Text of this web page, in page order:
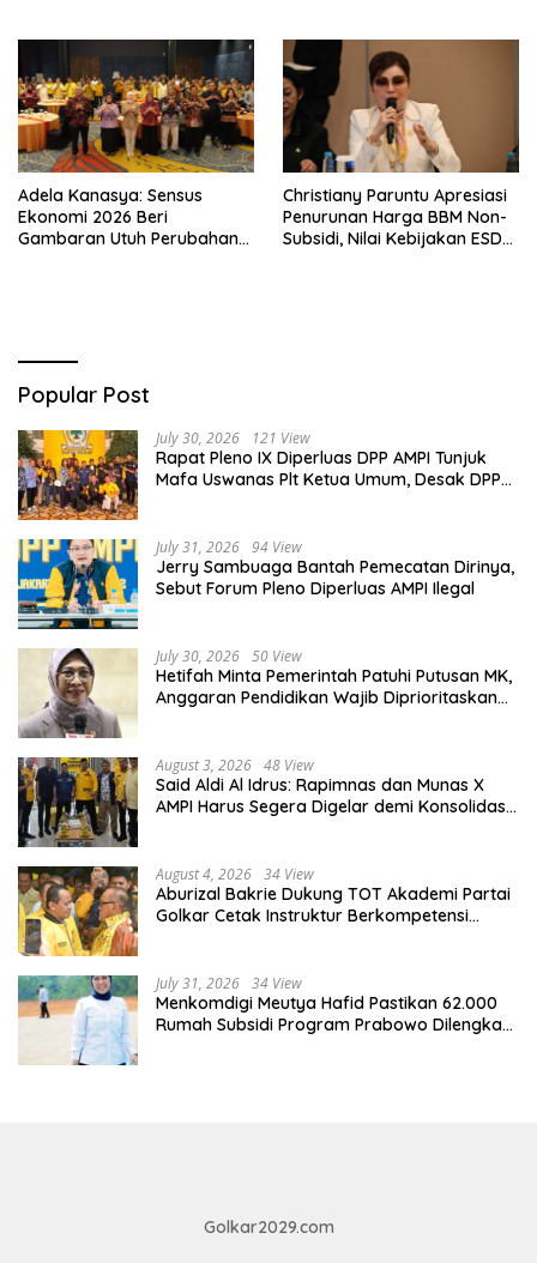
Adela Kanasya: Sensus
Ekonomi 2026 Beri
Gambaran Utuh Perubahan
Christiany Paruntu Apresiasi
Penurunan Harga BBM Non-
Subsidi, Nilai Kebijakan ESDM
Popular Post
July 30, 2026 121 View
Rapat Pleno IX Diperluas DPP AMPI Tunjuk
Mafa Uswanas Plt Ketua Umum, Desak DPP
July 31, 2026 94 View
Jerry Sambuaga Bantah Pemecatan Dirinya,
Sebut Forum Pleno Diperluas AMPI Ilegal
July 30, 2026 50 View
Hetifah Minta Pemerintah Patuhi Putusan MK,
Anggaran Pendidikan Wajib Diprioritaskan
August 3, 2026 48 View
Said Aldi Al Idrus: Rapimnas dan Munas X
AMPI Harus Segera Digelar demi Konsolidasi
August 4, 2026 34 View
Aburizal Bakrie Dukung TOT Akademi Partai
Golkar Cetak Instruktur Berkompetensi
July 31, 2026 34 View
Menkomdigi Meutya Hafid Pastikan 62.000
Rumah Subsidi Program Prabowo Dilengkapi
Golkar2029.com